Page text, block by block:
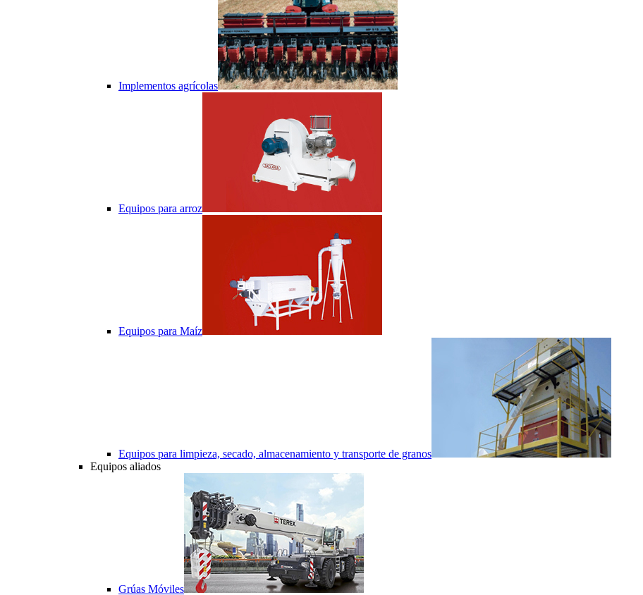
Implementos agrícolas
Equipos para arroz
Equipos para Maíz
Equipos para limpieza, secado, almacenamiento y transporte de granos
Equipos aliados
Grúas Móviles